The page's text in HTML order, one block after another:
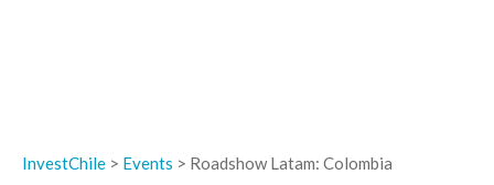
InvestChile > Events > Roadshow Latam: Colombia